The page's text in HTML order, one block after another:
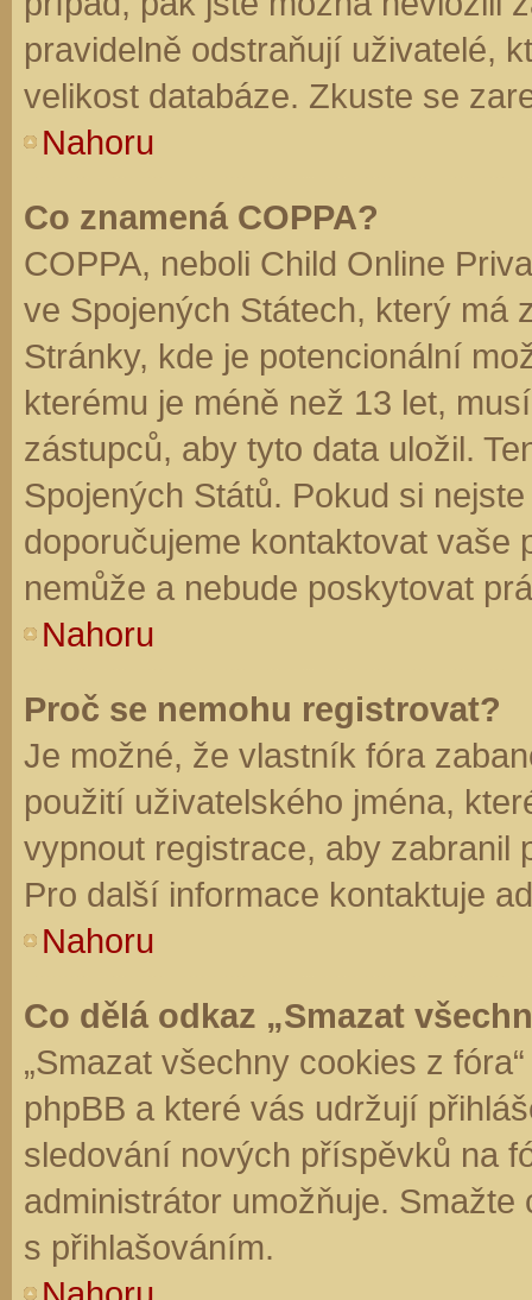
pravidelně odstraňují uživatelé,
velikost databáze. Zkuste se
Nahoru
Co znamená COPPA?
COPPA, neboli Child Online
ve Spojených Státech, který má
Stránky, kde je potencionální
kterému je méně než 13 let,
zástupců, aby tyto data uložil.
Spojených Států. Pokud si
doporučujeme kontaktovat vaše
nemůže a nebude poskytovat
Nahoru
Proč se nemohu registrovat?
Je možné, že vlastník fóra
použití uživatelského jména,
vypnout registrace, aby zabranil
Pro další informace kontaktuje
Nahoru
Co dělá odkaz „Smazat
„Smazat všechny cookies z
phpBB a které vás udržují
sledování nových příspěvků na
administrátor umožňuje.
s přihlašováním.